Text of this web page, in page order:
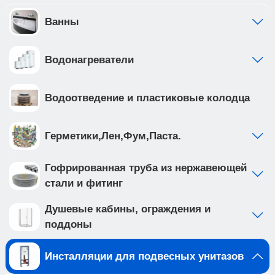
стали с антикоррозийным покрытием, что
обеспечивает надежность и долговечность
комплектом сантехники, который включает
IB.BRA.234.1B1) и клавишу смыва ESTI-S серого
матового цвета, ABS пластик (IB.B085.005.000).
выполнен из белого фарфора, и имеет такие
особенности как: • система смыва TORNADO на
20% эфективнее других смывов • чаша с
технологией антивсплеск минимизирует
время использования • наноглазированное
антибактериальное покрытие унитаза
обеспечивает непревзойденный уровень
гигиены, предотвращая размножение бактерий •
в комплекте тонкое, быстросъемное из
Ванны
Водонагреватели
Водоотведение и пластиковые колодца
Герметики,Лен,Фум,Паста.
Гофрированная труба из нержавеющей
стали и фитинг
Душевые кабины, ограждения и
поддоны
Инсталляции для подвесных унитазов